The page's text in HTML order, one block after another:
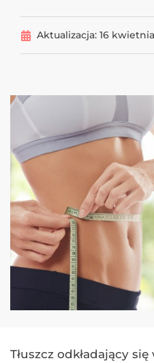
Aktualizacja: 16
Tłuszcz odkładający